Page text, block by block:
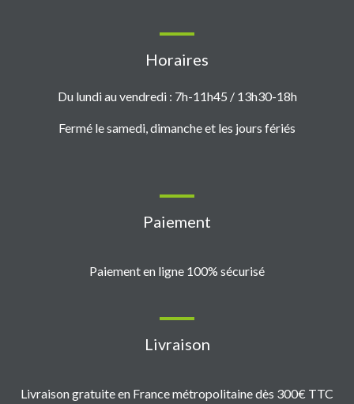
Horaires
Du lundi au vendredi : 7h-11h45 / 13h30-18h
Fermé le samedi, dimanche et les jours fériés
Paiement
Paiement en ligne 100% sécurisé
Livraison
Livraison gratuite en France métropolitaine dès 300€ TTC